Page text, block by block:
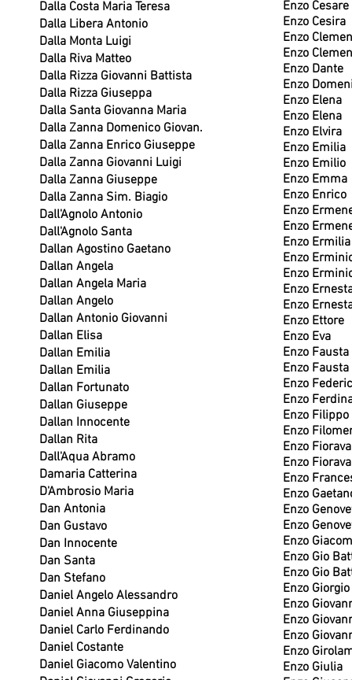
Dalla Costa Maria Teresa
Dalla Libera Antonio
Dalla Monta Luigi
Dalla Riva Matteo
Dalla Rizza Giovanni Battista
Dalla Rizza Giuseppa
Dalla Santa Giovanna Maria
Dalla Zanna Domenico Giovan.
Dalla Zanna Enrico Giuseppe
Dalla Zanna Giovanni Luigi
Dalla Zanna Giuseppe
Dalla Zanna Sim. Biagio
Dall'Agnolo Antonio
Dall'Agnolo Santa
Dallan Agostino Gaetano
Dallan Angela
Dallan Angela Maria
Dallan Angelo
Dallan Antonio Giovanni
Dallan Elisa
Dallan Emilia
Dallan Emilia
Dallan Fortunato
Dallan Giuseppe
Dallan Innocente
Dallan Rita
Dall'Aqua Abramo
Damaria Catterina
D'Ambrosio Maria
Dan Antonia
Dan Gustavo
Dan Innocente
Dan Santa
Dan Stefano
Daniel Angelo Alessandro
Daniel Anna Giuseppina
Daniel Carlo Ferdinando
Daniel Costante
Daniel Giacomo Valentino
Enzo Cesare
Enzo Cesira
Enzo
Enzo
Enzo Dante
Enzo
Enzo Elena
Enzo Elena
Enzo Elvira
Enzo Emilia
Enzo Emilio
Enzo Emma
Enzo Enrico
Enzo
Enzo
Enzo Ermilia
Enzo
Enzo
Enzo
Enzo
Enzo Ettore
Enzo Eva
Enzo Fausta
Enzo Fausta
Enzo
Enzo
Enzo Filippo
Enzo
Enzo
Enzo
Enzo
Enzo
Enzo
Enzo
Enzo
Enzo Gio
Enzo Gio
Enzo Giorgio
Enzo
Enzo
Enzo
Enzo
Enzo Giulia